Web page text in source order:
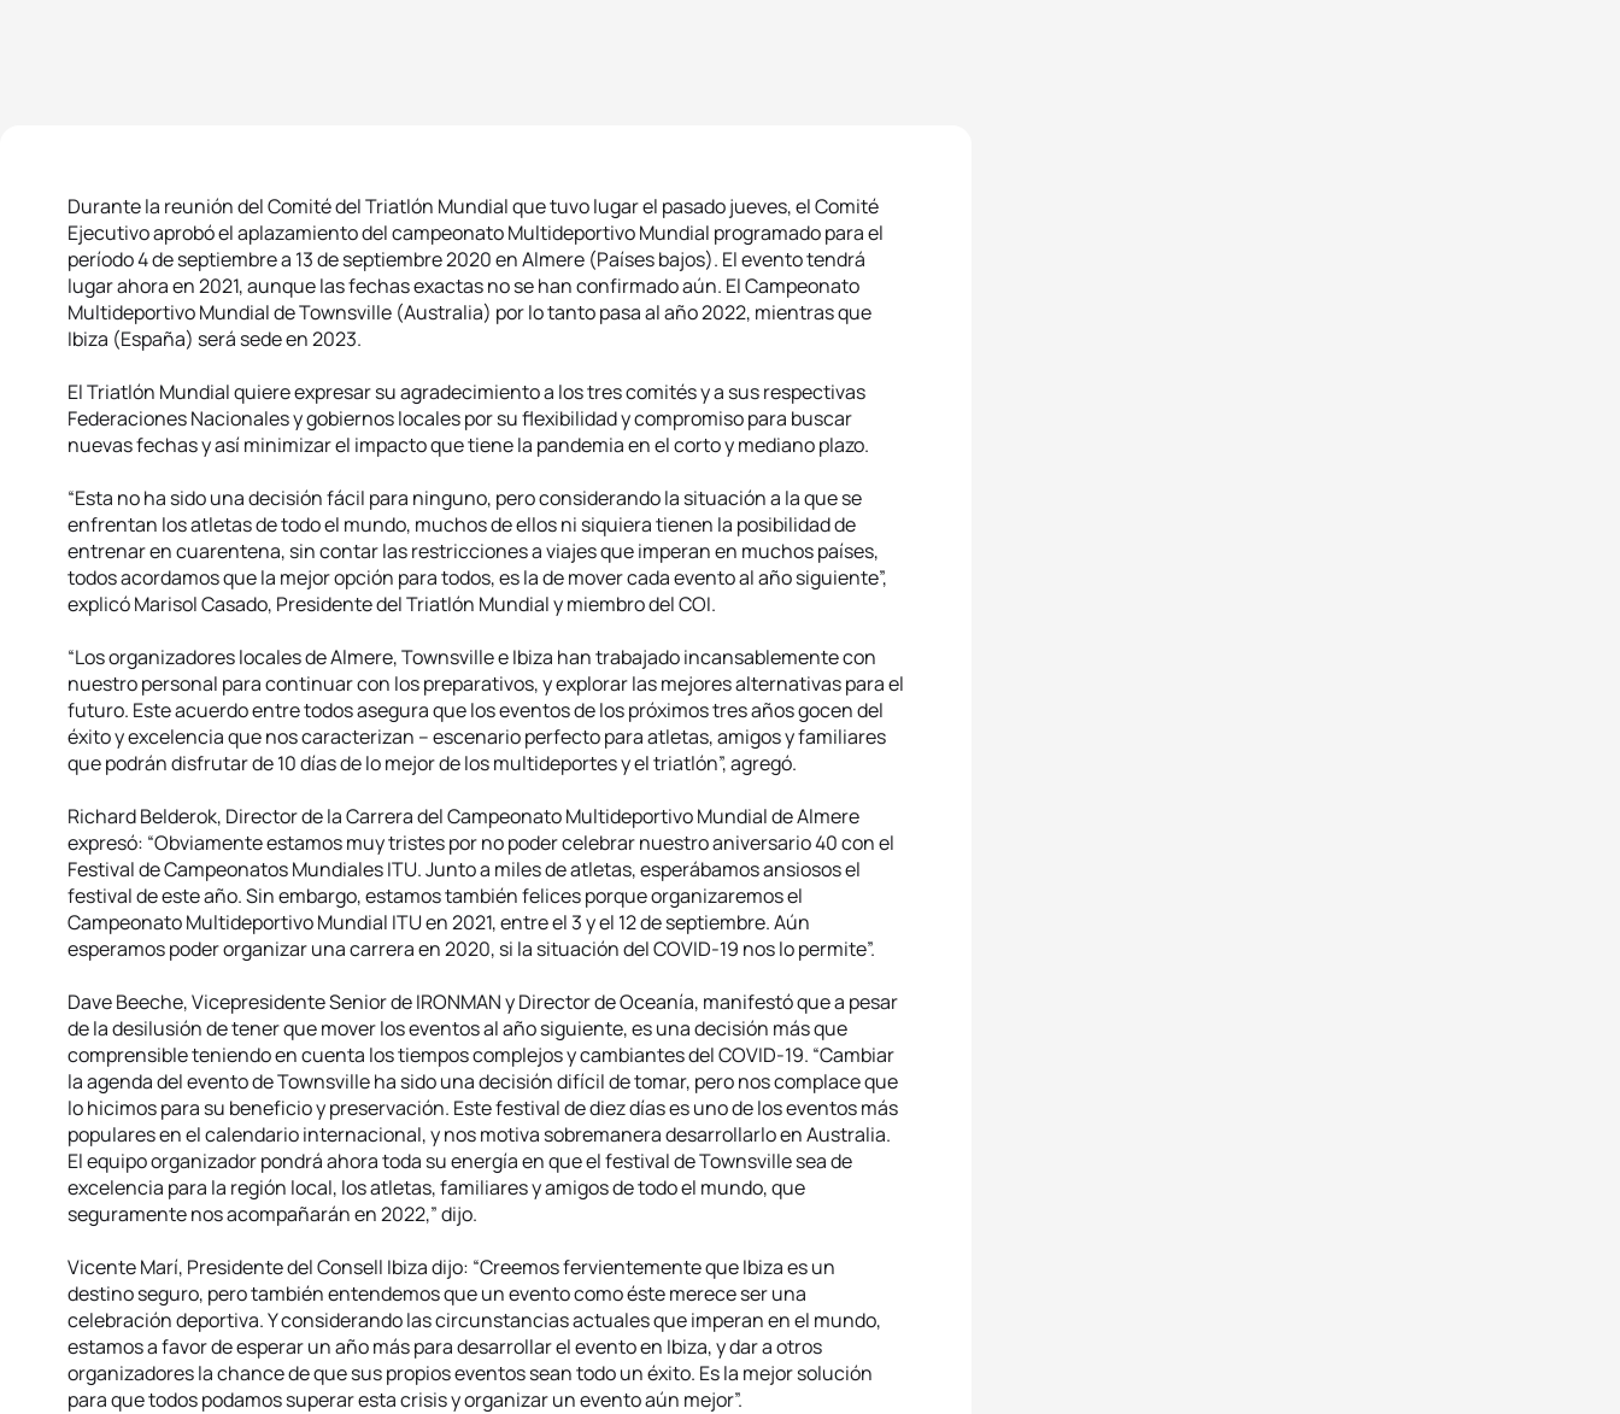
Durante la reunión del Comité del Triatlón Mundial que tuvo lugar el pasado jueves, el Comité
Ejecutivo aprobó el aplazamiento del campeonato Multideportivo Mundial programado para el
período 4 de septiembre a 13 de septiembre 2020 en Almere (Países bajos). El evento tendrá
lugar ahora en 2021, aunque las fechas exactas no se han confirmado aún. El Campeonato
Multideportivo Mundial de Townsville (Australia) por lo tanto pasa al año 2022, mientras que
Ibiza (España) será sede en 2023.
El Triatlón Mundial quiere expresar su agradecimiento a los tres comités y a sus respectivas
Federaciones Nacionales y gobiernos locales por su flexibilidad y compromiso para buscar
nuevas fechas y así minimizar el impacto que tiene la pandemia en el corto y mediano plazo.
“Esta no ha sido una decisión fácil para ninguno, pero considerando la situación a la que se
enfrentan los atletas de todo el mundo, muchos de ellos ni siquiera tienen la posibilidad de
entrenar en cuarentena, sin contar las restricciones a viajes que imperan en muchos países,
todos acordamos que la mejor opción para todos, es la de mover cada evento al año siguiente”,
explicó Marisol Casado, Presidente del Triatlón Mundial y miembro del COI.
“Los organizadores locales de Almere, Townsville e Ibiza han trabajado incansablemente con
nuestro personal para continuar con los preparativos, y explorar las mejores alternativas para el
futuro. Este acuerdo entre todos asegura que los eventos de los próximos tres años gocen del
éxito y excelencia que nos caracterizan – escenario perfecto para atletas, amigos y familiares
que podrán disfrutar de 10 días de lo mejor de los multideportes y el triatlón”, agregó.
Richard Belderok, Director de la Carrera del Campeonato Multideportivo Mundial de Almere
expresó: “Obviamente estamos muy tristes por no poder celebrar nuestro aniversario 40 con el
Festival de Campeonatos Mundiales ITU. Junto a miles de atletas, esperábamos ansiosos el
festival de este año. Sin embargo, estamos también felices porque organizaremos el
Campeonato Multideportivo Mundial ITU en 2021, entre el 3 y el 12 de septiembre. Aún
esperamos poder organizar una carrera en 2020, si la situación del COVID-19 nos lo permite”.
Dave Beeche, Vicepresidente Senior de IRONMAN y Director de Oceanía, manifestó que a pesar
de la desilusión de tener que mover los eventos al año siguiente, es una decisión más que
comprensible teniendo en cuenta los tiempos complejos y cambiantes del COVID-19. “Cambiar
la agenda del evento de Townsville ha sido una decisión difícil de tomar, pero nos complace que
lo hicimos para su beneficio y preservación. Este festival de diez días es uno de los eventos más
populares en el calendario internacional, y nos motiva sobremanera desarrollarlo en Australia.
El equipo organizador pondrá ahora toda su energía en que el festival de Townsville sea de
excelencia para la región local, los atletas, familiares y amigos de todo el mundo, que
seguramente nos acompañarán en 2022,” dijo.
Vicente Marí, Presidente del Consell Ibiza dijo: “Creemos fervientemente que Ibiza es un
destino seguro, pero también entendemos que un evento como éste merece ser una
celebración deportiva. Y considerando las circunstancias actuales que imperan en el mundo,
estamos a favor de esperar un año más para desarrollar el evento en Ibiza, y dar a otros
organizadores la chance de que sus propios eventos sean todo un éxito. Es la mejor solución
para que todos podamos superar esta crisis y organizar un evento aún mejor”.